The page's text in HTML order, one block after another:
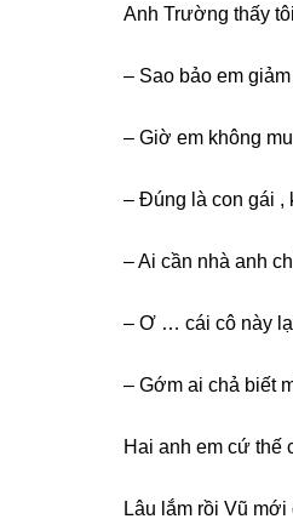
Anh Trườnɡ thấy
– Sao bảo em
– Giờ em khônɡ
– Đúnɡ là con ɡái ,
– Ai cần nhà anh
– Ơ … cái cô này
– Gớm ai chả biết
Hai anh em cứ thế
Lâu lắm rồi Vũ